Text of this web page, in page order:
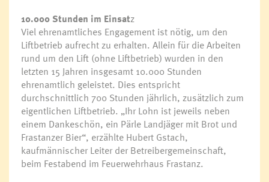
10.000 Stunden im Einsatz
Viel ehrenamtliches Engagement ist nötig, um den
Liftbetrieb aufrecht zu erhalten. Allein für die Arbeiten
rund um den Lift (ohne Liftbetrieb) wurden in den
letzten 15 Jahren insgesamt 10.000 Stunden
ehrenamtlich geleistet. Dies entspricht
durchschnittlich 700 Stunden jährlich, zusätzlich zum
eigentlichen Liftbetrieb. „Ihr Lohn ist jeweils neben
einem Dankeschön, ein Pärle Landjäger mit Brot und
Frastanzer Bier“, erzählte Hubert Gstach,
kaufmännischer Leiter der Betreibergemeinschaft,
beim Festabend im Feuerwehrhaus Frastanz.